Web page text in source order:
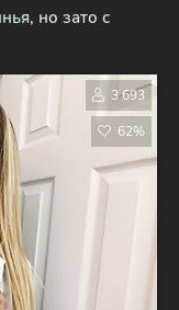
но зато с
3 693
62%